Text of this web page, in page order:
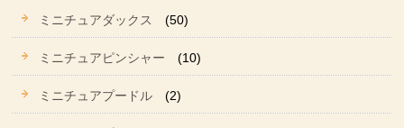
ミニチュアダックス (50)
ミニチュアピンシャー (10)
ミニチュアプードル (2)